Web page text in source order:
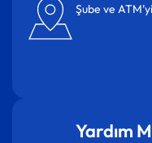
Şube ve
Yardım